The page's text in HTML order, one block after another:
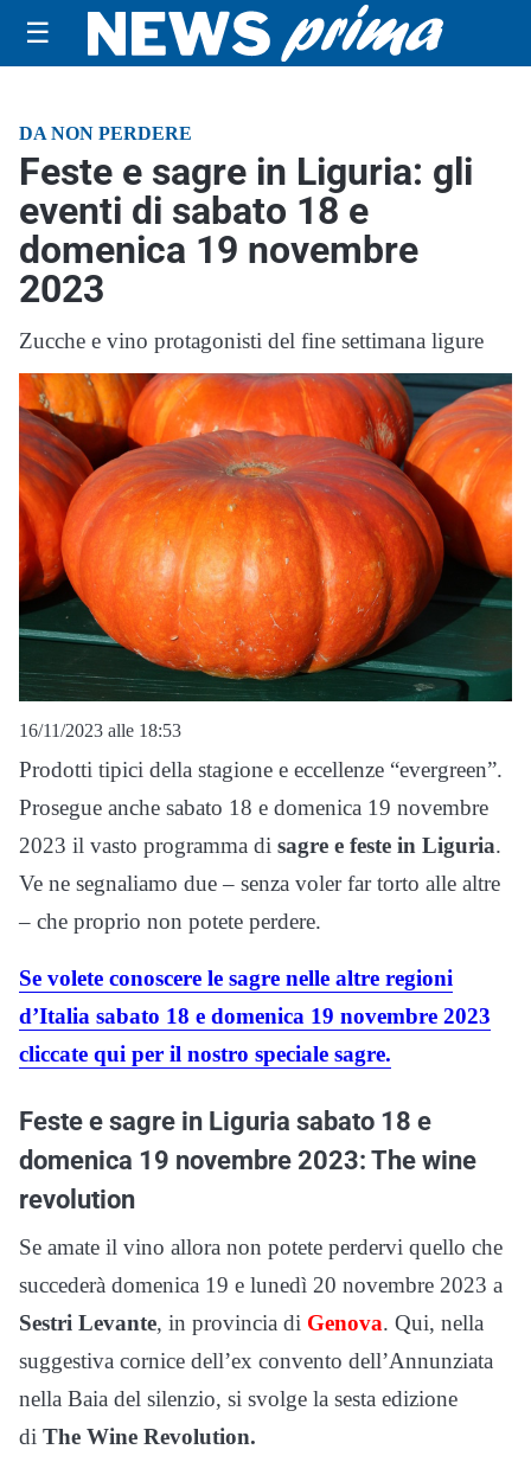
☰
DA NON PERDERE
Feste e sagre in Liguria: gli
eventi di sabato 18 e
domenica 19 novembre
2023
Zucche e vino protagonisti del fine settimana ligure
16/11/2023 alle 18:53
Prodotti tipici della stagione e eccellenze “evergreen”.
Prosegue anche sabato 18 e domenica 19 novembre
2023 il vasto programma di sagre e feste in Liguria.
Ve ne segnaliamo due – senza voler far torto alle altre
– che proprio non potete perdere.
Se volete conoscere le sagre nelle altre regioni
d’Italia sabato 18 e domenica 19 novembre 2023
cliccate qui per il nostro speciale sagre.
Feste e sagre in Liguria sabato 18 e
domenica 19 novembre 2023: The wine
revolution
Se amate il vino allora non potete perdervi quello che
succederà domenica 19 e lunedì 20 novembre 2023 a
Sestri Levante, in provincia di Genova. Qui, nella
suggestiva cornice dell’ex convento dell’Annunziata
nella Baia del silenzio, si svolge la sesta edizione
di The Wine Revolution.